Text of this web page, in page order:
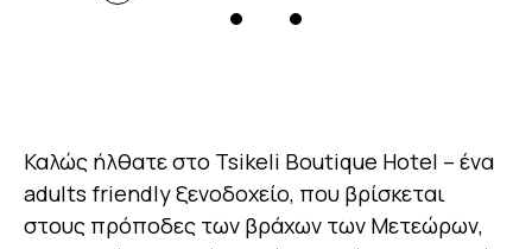
Καλώς ήλθατε στο Tsikeli Boutique Hotel – ένα
adults friendly ξενοδοχείο, που βρίσκεται
στους πρόποδες των βράχων των Μετεώρων,